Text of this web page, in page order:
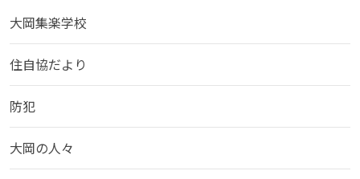
大岡集楽学校
住自協だより
防犯
大岡の人々